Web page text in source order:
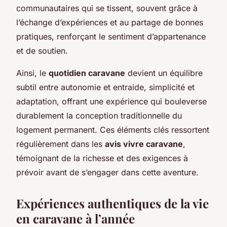
communautaires qui se tissent, souvent grâce à
l’échange d’expériences et au partage de bonnes
pratiques, renforçant le sentiment d’appartenance
et de soutien.
Ainsi, le quotidien caravane devient un équilibre
subtil entre autonomie et entraide, simplicité et
adaptation, offrant une expérience qui bouleverse
durablement la conception traditionnelle du
logement permanent. Ces éléments clés ressortent
régulièrement dans les avis vivre caravane,
témoignant de la richesse et des exigences à
prévoir avant de s’engager dans cette aventure.
Expériences authentiques de la vie
en caravane à l’année